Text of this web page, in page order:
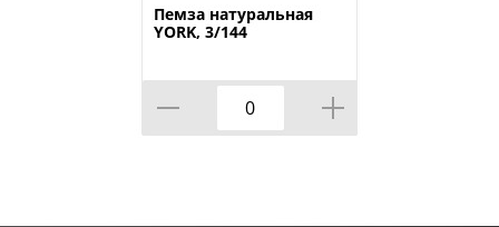
Пемза натуральная
YORK, 3/144